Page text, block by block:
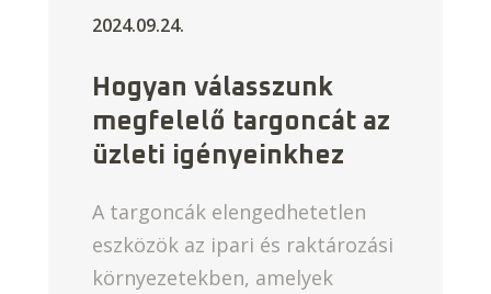
2024.09.24.
Hogyan válasszunk
megfelelő targoncát az
üzleti igényeinkhez
A targoncák elengedhetetlen
eszközök az ipari és raktározási
környezetekben, amelyek